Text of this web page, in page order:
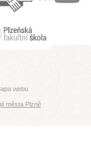
webu
města Plzně